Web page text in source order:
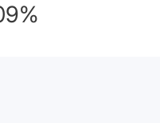
располагается
«Буревестник»,